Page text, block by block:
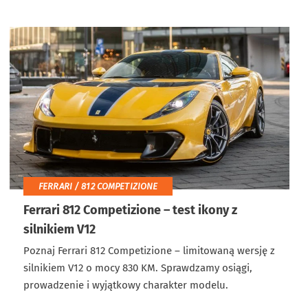
FERRARI / 812 COMPETIZIONE
Ferrari 812 Competizione – test ikony z
silnikiem V12
Poznaj Ferrari 812 Competizione – limitowaną wersję z
silnikiem V12 o mocy 830 KM. Sprawdzamy osiągi,
prowadzenie i wyjątkowy charakter modelu.